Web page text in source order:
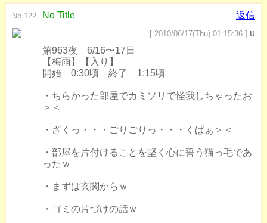
No.122 No Title 返信
[ 2010/06/17(Thu) 01:15:36 ] u
第963夜 6/16〜17日
【梅雨】【入り】
開始 0:30頃 終了 1:15頃
・ちらかった部屋でカミソリで怪我しちゃったお
＞＜
・ざくっ・・・ごりごりっ・・・くぱぁ＞＜
・部屋を片付けることを堅く心に誓う猫っ毛であ
ったｗ
・まずは玄関からｗ
・ゴミの片づけの話ｗ